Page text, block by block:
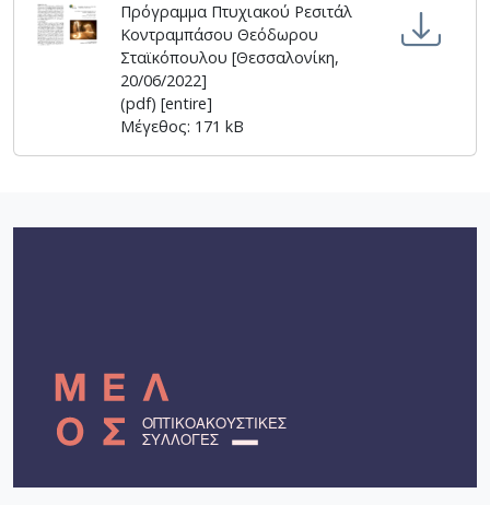
Πρόγραμμα Πτυχιακού Ρεσιτάλ
Κοντραμπάσου Θεόδωρου
Σταϊκόπουλου [Θεσσαλονίκη,
20/06/2022]
(pdf) [entire]
Μέγεθος: 171 kB